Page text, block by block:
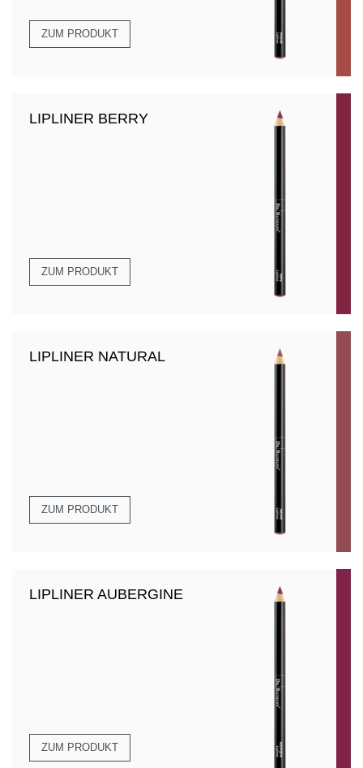
ZUM PRODUKT
LIPLINER BERRY
ZUM PRODUKT
LIPLINER NATURAL
ZUM PRODUKT
LIPLINER AUBERGINE
ZUM PRODUKT